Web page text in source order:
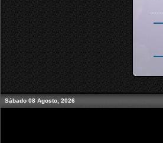
Sábado 08 Agosto, 2026